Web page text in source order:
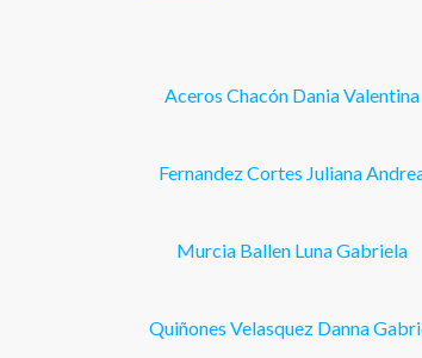
Aceros Chacón Dania Valentina
Fernandez Cortes Juliana
Murcia Ballen Luna Gabriela
Quiñones Velasquez Danna